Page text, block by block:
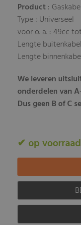
Product:
Type : Universeel
voor o. a. : 49cc
Lengte
Lengte
We leveren
onderdelen van
Dus geen B of C
✔ op voorraad